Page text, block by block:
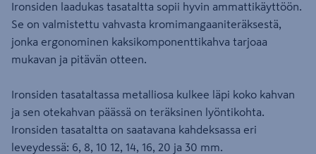
Ironsiden laadukas tasataltta sopii hyvin ammattikäyttöön.
Se on valmistettu vahvasta kromimangaaniteräksestä,
jonka ergonominen kaksikomponenttikahva tarjoaa
mukavan ja pitävän otteen.
Ironsiden tasataltassa metalliosa kulkee läpi koko kahvan
ja sen otekahvan päässä on teräksinen lyöntikohta.
Ironsiden tasataltta on saatavana kahdeksassa eri
leveydessä: 6, 8, 10 12, 14, 16, 20 ja 30 mm.